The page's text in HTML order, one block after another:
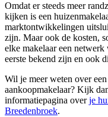
Omdat er steeds meer
kijken is een
marktontwikkelingen
zijn. Maar ook de kosten,
elke makelaar een
eerste bekend zijn en ook
Wil je meer weten over
aankoopmakelaar? Kijk
informatiepagina overje
Breedenbroek.